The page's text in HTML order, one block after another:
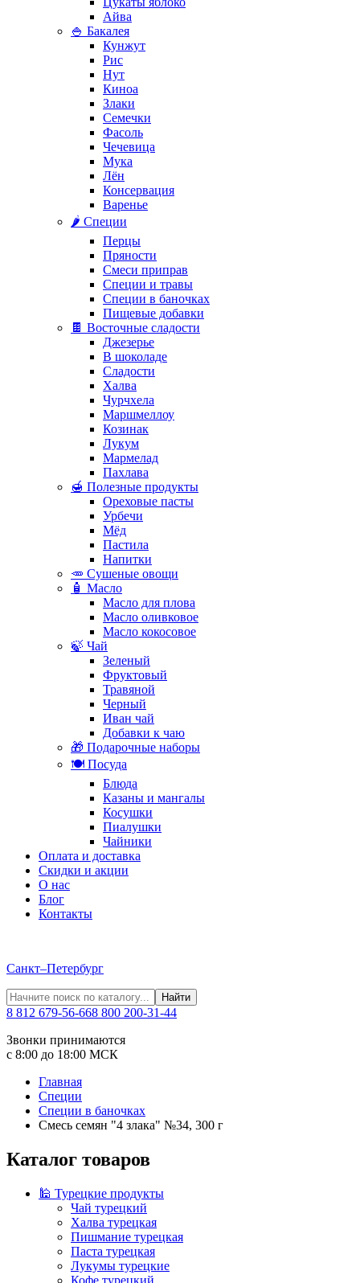
Айва
🍚 Бакалея
Кунжут
Рис
Нут
Киноа
Злаки
Семечки
Фасоль
Чечевица
Мука
Лён
Консервация
Варенье
🌶️ Специи
Перцы
Пряности
Смеси приправ
Специи и травы
Специи в баночках
Пищевые добавки
🍫 Восточные сладости
Джезерье
В шоколаде
Сладости
Халва
Чурчхела
Маршмеллоу
Козинак
Лукум
Мармелад
Пахлава
🍯 Полезные продукты
Ореховые пасты
Урбечи
Мёд
Пастила
Напитки
🥕 Сушеные овощи
🧴 Масло
Масло для плова
Масло оливковое
Масло кокосовое
🍃 Чай
Зеленый
Фруктовый
Травяной
Черный
Иван чай
Добавки к чаю
🎁 Подарочные наборы
🍽️ Посуда
Блюда
Казаны и мангалы
Косушки
Пиалушки
Чайники
Оплата и доставка
Скидки и акции
О нас
Блог
Контакты
Санкт–Петербург
Найти
8 812 679-56-668 800 200-31-44
Звонки принимаются
с 8:00 до 18:00 МСК
Главная
Специи
Специи в баночках
Смесь семян "4 злака" №34, 300 г
Каталог товаров
🕌 Турецкие продукты
Чай турецкий
Халва турецкая
Пишмание турецкая
Паста турецкая
Лукумы турецкие
Кофе турецкий